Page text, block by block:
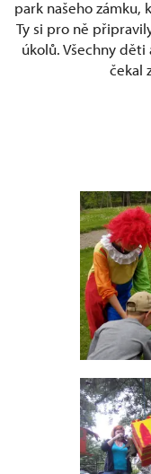
park našeho
Ty si pro ně
úkolů. Všechny
čekal